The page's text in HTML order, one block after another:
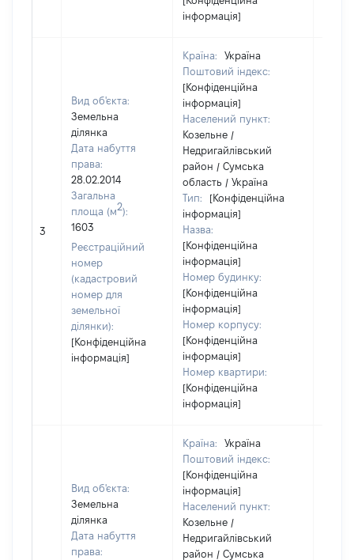
інформація]
3
Вид об'єкта:
Земельна
ділянка
Дата набуття
права:
28.02.2014
Загальна
площа (м2):
1603
Реєстраційний
номер
(кадастровий
номер для
земельної
ділянки):
[Конфіденційна
інформація]
Країна:
Україна
Поштовий індекс:
[Конфіденційна
інформація]
Населений пункт:
Козельне /
Недригайлівський
район / Сумська
область / Україна
Тип:
[Конфіденційна
інформація]
Назва:
[Конфіденційна
інформація]
Номер будинку:
[Конфіденційна
інформація]
Номер корпусу:
[Конфіденційна
інформація]
Номер квартири:
[Конфіденційна
інформація]
Вид об'єкта:
Земельна
ділянка
Дата набуття
права:
Країна:
Україна
Поштовий індекс:
[Конфіденційна
інформація]
Населений пункт:
Козельне /
Недригайлівський
район / Сумська